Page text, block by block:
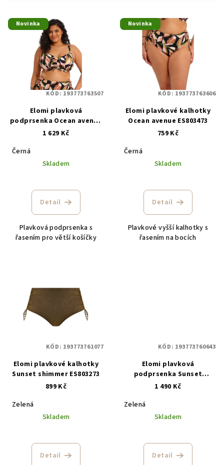
p
ů
V
ý
d
Novinka
Elomi plavková
podprsenka Ocean avenue
ES803406
1 629 Kč
Černá
Skladem
Detail
Plavková podprsenka s
řasením pro větší košíčky
KÓD: 193773763507
Novinka
Elomi plavkové kalhotky
Ocean avenue ES803473
759 Kč
Černá
Skladem
Detail
Plavkové vyšší kalhotky s
řasením na bocích
KÓD: 193773763606
Elomi plavkové kalhotky
Sunset shimmer ES803273
899 Kč
Zelená
Skladem
Detail
KÓD: 193773761077
Elomi plavková
podprsenka Sunset
shimmer ES803227
1 490 Kč
Zelená
Skladem
Detail
KÓD: 193773760643